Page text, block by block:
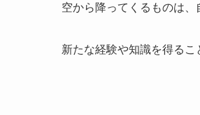
空から降ってくるものは、
新たな経験や知識を得るこ